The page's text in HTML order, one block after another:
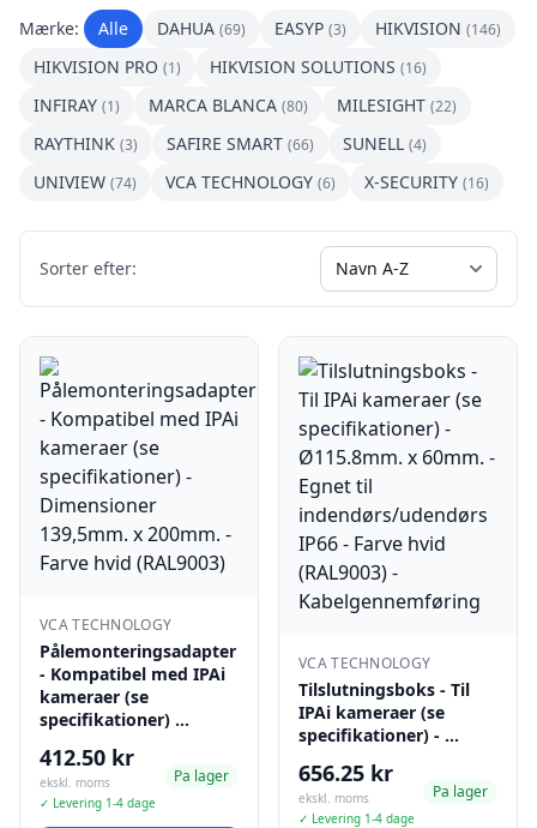
Mærke: Alle DAHUA (69) EASYP (3) HIKVISION (146)
HIKVISION PRO (1) HIKVISION SOLUTIONS (16)
INFIRAY (1) MARCA BLANCA (80) MILESIGHT (22)
RAYTHINK (3) SAFIRE SMART (66) SUNELL (4)
UNIVIEW (74) VCA TECHNOLOGY (6) X-SECURITY (16)
Sorter efter:
VCA TECHNOLOGY
Pålemonteringsadapter
- Kompatibel med IPAi
kameraer (se
specifikationer) …
412.50 kr
ekskl. moms
✓ Levering 1-4 dage
Pa lager
VCA TECHNOLOGY
Tilslutningsboks - Til
IPAi kameraer (se
specifikationer) - …
656.25 kr
ekskl. moms
✓ Levering 1-4 dage
Pa lager